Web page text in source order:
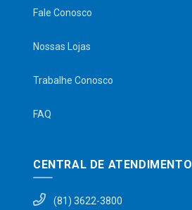
Fale Conosco
Nossas Lojas
Trabalhe Conosco
FAQ
CENTRAL DE ATENDIMENTO
(81) 3622-3800